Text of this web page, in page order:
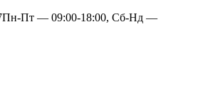
Пн-Пт — 09:00-18:00, Сб-Нд —